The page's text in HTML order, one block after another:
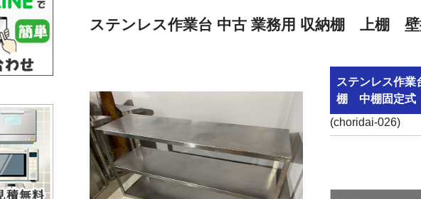
ステンレス作業台 中古 業務用 収納棚 上棚
ステンレス作
棚 中棚固定式
(choridai-026)